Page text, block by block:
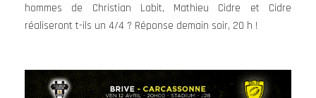
hommes de Christian Labit, Mathieu Cidre et Cidre
réaliseront t-ils un 4/4 ? Réponse demain soir, 20 h !